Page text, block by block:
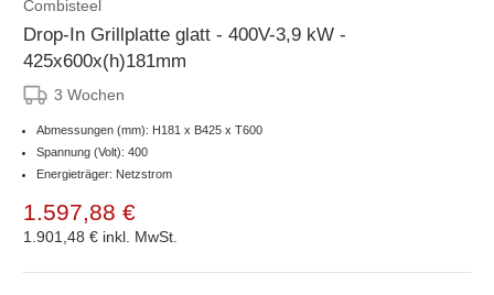
Combisteel
Drop-In Grillplatte glatt - 400V-3,9 kW -
425x600x(h)181mm
3 Wochen
Abmessungen (mm): H181 x B425 x T600
Spannung (Volt): 400
Energieträger: Netzstrom
1.597,88 €
1.901,48 € inkl. MwSt.